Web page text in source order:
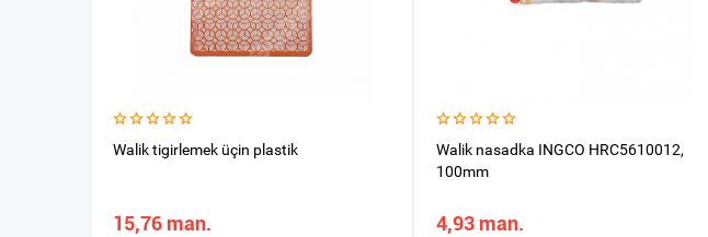
Walik tigirlemek üçin plastik
15,76 man.
Walik nasadka INGCO HRC5610012,
100mm
4,93 man.